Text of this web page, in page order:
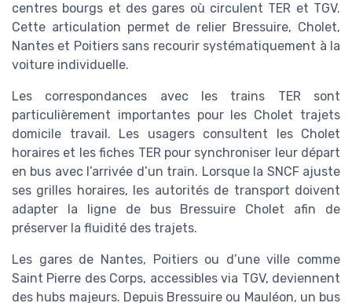
centres bourgs et des gares où circulent TER et TGV.
Cette articulation permet de relier Bressuire, Cholet,
Nantes et Poitiers sans recourir systématiquement à la
voiture individuelle.
Les correspondances avec les trains TER sont
particulièrement importantes pour les Cholet trajets
domicile travail. Les usagers consultent les Cholet
horaires et les fiches TER pour synchroniser leur départ
en bus avec l’arrivée d’un train. Lorsque la SNCF ajuste
ses grilles horaires, les autorités de transport doivent
adapter la ligne de bus Bressuire Cholet afin de
préserver la fluidité des trajets.
Les gares de Nantes, Poitiers ou d’une ville comme
Saint Pierre des Corps, accessibles via TGV, deviennent
des hubs majeurs. Depuis Bressuire ou Mauléon, un bus